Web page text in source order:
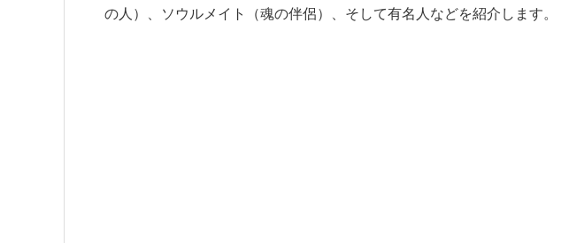
の人）、ソウルメイト（魂の伴侶）、そして有名人などを紹介します。